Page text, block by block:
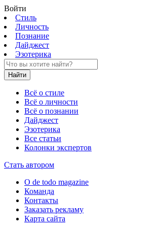
Войти
Стиль
Личность
Познание
Дайджест
Эзотерика
Найти
Всё о стиле
Всё о личности
Всё о познании
Дайджест
Эзотерика
Все статьи
Колонки экспертов
Стать автором
О de todo magazine
Команда
Контакты
Заказать рекламу
Карта сайта